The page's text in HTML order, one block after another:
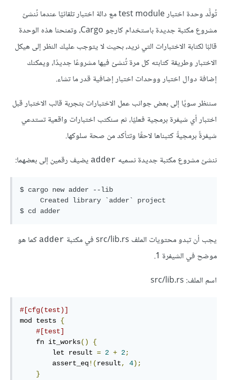
تُولَّد وحدة اختبار test module مع دالة اختبار تلقائيًا عندما نُنشئ
مشروع مكتبة جديدة باستخدام كارجو Cargo، وتمنحنا هذه الوحدة
قالبًا لكتابة الاختبارات التي نريد، بحيث لا يتوجب عليك النظر إلى هيكل
الاختبار وطريقة كتابته كل مرة تُنشئ فيها مشروعًا جديدًا، ويمكنك
إضافة دوال اختبار ووحدات اختبار إضافية قدر ما تشاء.
سننظر سويًا إلى بعض جوانب عمل الاختبارات بتجربة قالب الاختبار قبل
اختبار أي شيفرة برمجية فعليًا، ثم سنكتب اختبارات واقعية تستدعي
شيفرةً برمجيةً كتبناها لاحقًا وتتأكد من صحة سلوكها.
ننشئ مشروع مكتبة جديدة نسميه adder يضيف رقمين إلى بعضهما:
$ cargo new adder --lib
يجب أن تبدو محتويات الملف src/lib.rs في مكتبة adder كما هو
موضح في الشيفرة 1.
اسم الملف: src/lib.rs
#[cfg(test)]
mod tests {
#[test]
    fn it_works
()
{
        let result
= 2 + 2;
        assert_eq
!(result, 4);
}